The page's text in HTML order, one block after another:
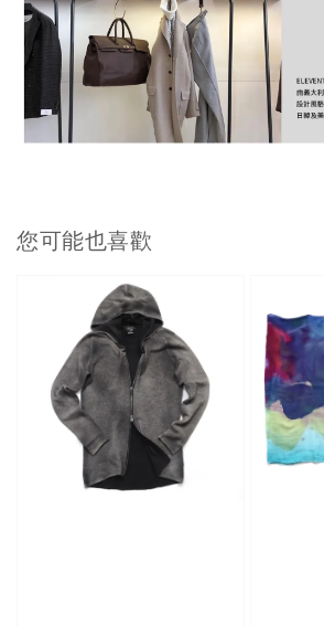
您可能也喜歡